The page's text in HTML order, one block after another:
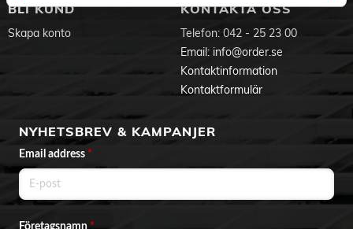
BLI KUND
Skapa konto
KONTAKTA OSS
Telefon: 042 - 25 23 00
Email: info@order.se
Kontaktinformation
Kontaktformulär
NYHETSBREV & KAMPANJER
Email address *
Företagsnamn *